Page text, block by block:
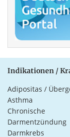
Indikationen /
Adipositas /
Asthma
Chronische
Darmentzündung
Darmkrebs